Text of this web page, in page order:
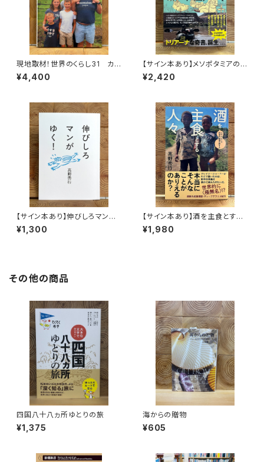
現地取材！世界のくらし31 カナ
ダ
¥4,400
【サイン本あり】メソポタミアの
ボート三人男
¥2,420
【サイン本あり】伸びしろマンが
ゆく！
¥1,300
【サイン本あり】酒を主食とする
人々 エチオピアの科学的秘境
を旅する
¥1,980
その他の商品
四国八十八ヵ所ゆとりの旅
¥1,375
海からの贈物
¥605